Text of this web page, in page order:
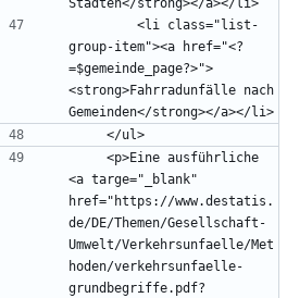
group-item"><a href="<?
=$gemeinde_page?>">
<strong>Fahrradunfälle nach
<a targe="_blank"
href="https://www.destatis.
de/DE/Themen/Gesellschaft-
Umwelt/Verkehrsunfaelle/Met
hoden/verkehrsunfaelle-
grundbegriffe.pdf?